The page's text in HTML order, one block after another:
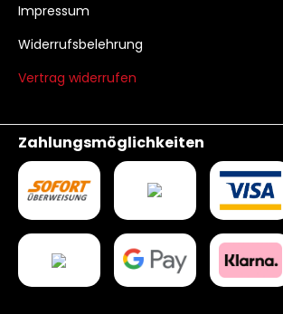
Impressum
Widerrufsbelehrung
Vertrag widerrufen
Zahlungsmöglichkeiten